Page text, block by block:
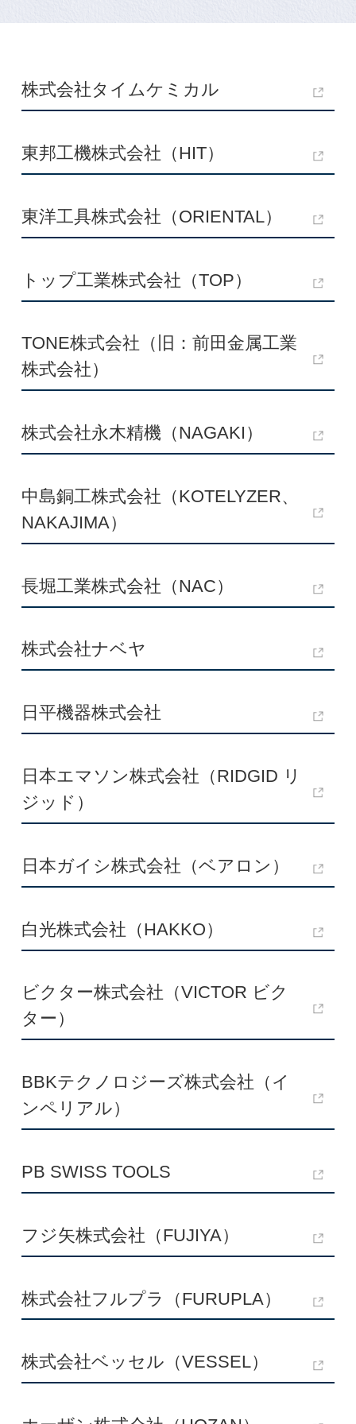
株式会社タイムケミカル
東邦工機株式会社（HIT）
東洋工具株式会社（ORIENTAL）
トップ工業株式会社（TOP）
TONE株式会社（旧：前田金属工業
株式会社）
株式会社永木精機（NAGAKI）
中島銅工株式会社（KOTELYZER、
NAKAJIMA）
長堀工業株式会社（NAC）
株式会社ナベヤ
日平機器株式会社
日本エマソン株式会社（RIDGID リ
ジッド）
日本ガイシ株式会社（ベアロン）
白光株式会社（HAKKO）
ビクター株式会社（VICTOR ビク
ター）
BBKテクノロジーズ株式会社（イ
ンペリアル）
PB SWISS TOOLS
フジ矢株式会社（FUJIYA）
株式会社フルプラ（FURUPLA）
株式会社ベッセル（VESSEL）